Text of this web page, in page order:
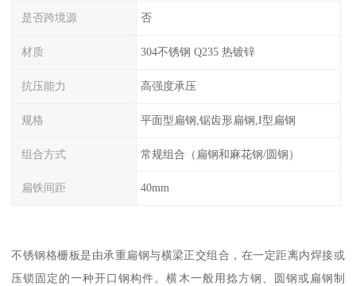
是否跨境源 否
材质 304不锈钢 Q235 热镀锌
抗压能力 高强度承压
规格 平面型扁钢,锯齿形扁钢,I型扁钢
组合方式 常规组合（扁钢和麻花钢/圆钢）
扁铁间距 40mm
不锈钢格栅板是由承重扁钢与横梁正交组合，在一定距离内焊接或
压锁固定的一种开口钢构件。横木一般用捻方钢、圆钢或扁钢制